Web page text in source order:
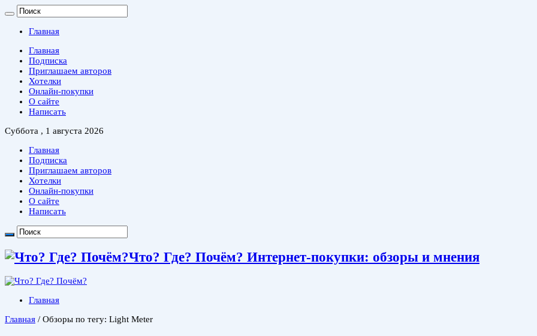
Главная
Главная
Подписка
Приглашаем авторов
Хотелки
Онлайн-покупки
О сайте
Написать
Суббота , 1 августа 2026
Главная
Подписка
Приглашаем авторов
Хотелки
Онлайн-покупки
О сайте
Написать
Что? Где? Почём? Интернет-покупки: обзоры и мнения
Главная
Главная / Обзоры по тегу: Light Meter